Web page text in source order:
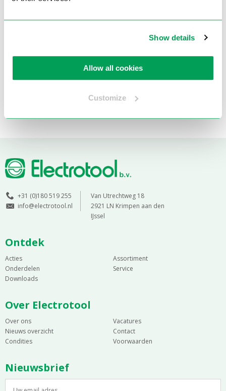
Show details
Allow all cookies
Customize
Thomas onderdelen en onderdelentekeningen – Electrotool
+31 (0)180 519 255
info@electrotool.nl
Van Utrechtweg 18
2921 LN Krimpen aan den
IJssel
Ontdek
Acties
Assortiment
Onderdelen
Service
Downloads
Over Electrotool
Over ons
Vacatures
Nieuws overzicht
Contact
Condities
Voorwaarden
Nieuwsbrief